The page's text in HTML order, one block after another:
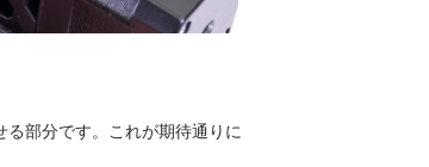
部分です。これが期待通りに